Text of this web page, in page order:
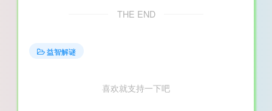
THE END
益智解谜
喜欢就支持一下吧